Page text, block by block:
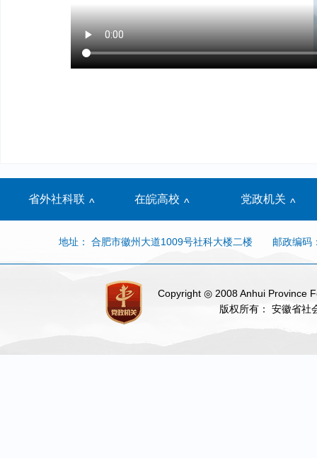
省外社科联 ^ 在皖高校 ^ 党政机关 ^
地址： 合肥市徽州大道1009号社科大楼二楼 邮政编码
Copyright ◎ 2008 Anhui Province
版权所有： 安徽省社